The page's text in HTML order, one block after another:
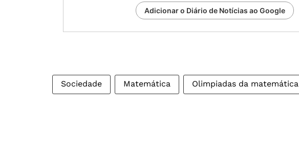
Adicionar o Diário de Notícias ao Google
Sociedade Matemática Olimpiadas da matemática